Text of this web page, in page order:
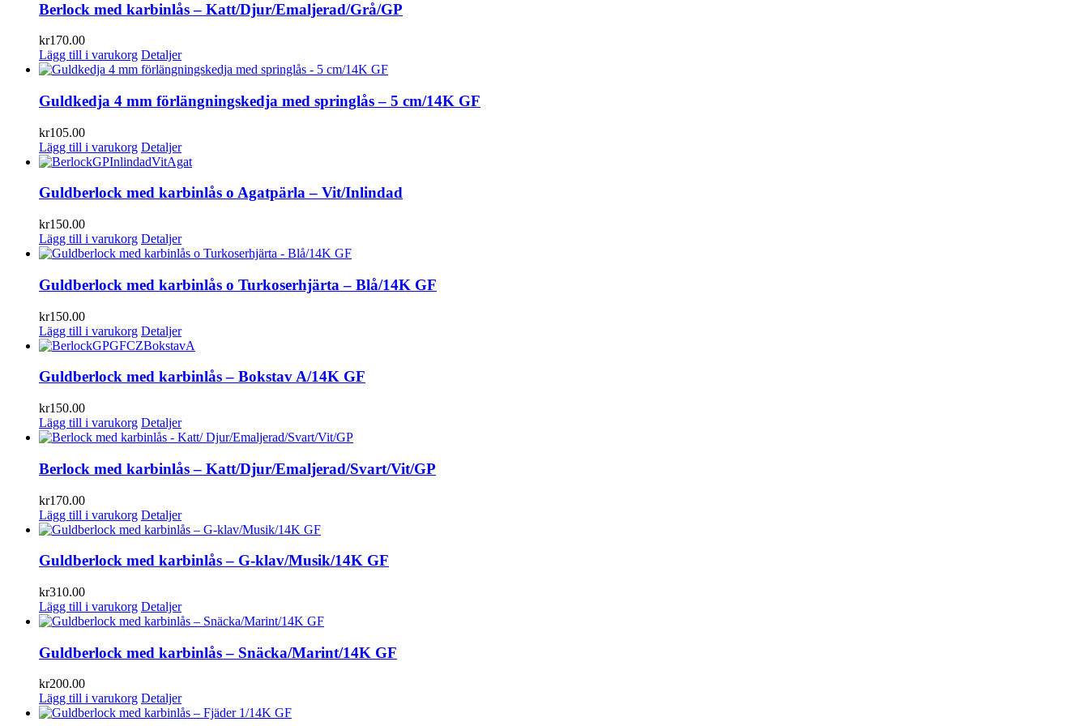
Berlock med karbinlås – Katt/Djur/Emaljerad/Grå/GP
kr170.00
Lägg till i varukorg Detaljer
Guldkedja 4 mm förlängningskedja med springlås – 5 cm/14K GF
kr105.00
Lägg till i varukorg Detaljer
Guldberlock med karbinlås o Agatpärla – Vit/Inlindad
kr150.00
Lägg till i varukorg Detaljer
Guldberlock med karbinlås o Turkoserhjärta – Blå/14K GF
kr150.00
Lägg till i varukorg Detaljer
Guldberlock med karbinlås – Bokstav A/14K GF
kr150.00
Lägg till i varukorg Detaljer
Berlock med karbinlås – Katt/Djur/Emaljerad/Svart/Vit/GP
kr170.00
Lägg till i varukorg Detaljer
Guldberlock med karbinlås – G-klav/Musik/14K GF
kr310.00
Lägg till i varukorg Detaljer
Guldberlock med karbinlås – Snäcka/Marint/14K GF
kr200.00
Lägg till i varukorg Detaljer